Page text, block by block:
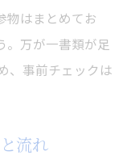
物はまとめてお
。万が一書類が足
、事前チェックは
流れ